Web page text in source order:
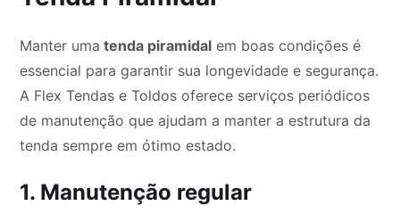
Manter uma tenda piramidal em boas condições é
essencial para garantir sua longevidade e segurança.
A Flex Tendas e Toldos oferece serviços periódicos
de manutenção que ajudam a manter a estrutura da
tenda sempre em ótimo estado.
1. Manutenção regular